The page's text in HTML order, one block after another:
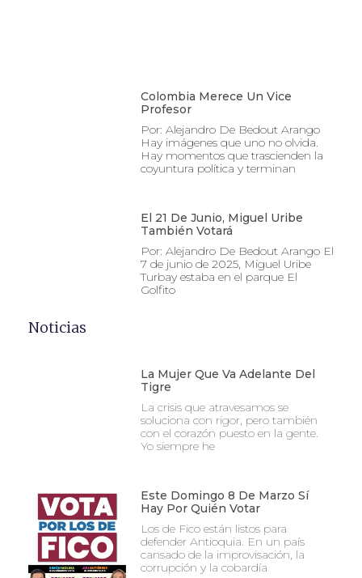
Colombia Merece Un Vice
Profesor
Por: Alejandro De Bedout Arango
Hay imágenes que uno no olvida.
Hay momentos que trascienden la
coyuntura política y terminan
El 21 De Junio, Miguel Uribe
También Votará
Por: Alejandro De Bedout Arango El
7 de junio de 2025, Miguel Uribe
Turbay estaba en el parque El
Golfito
Noticias
La Mujer Que Va Adelante Del
Tigre
La crisis que atravesamos se
soluciona con rigor, pero también
con el corazón puesto en la gente.
Yo siempre he
Este Domingo 8 De Marzo Sí
Hay Por Quién Votar
Los de Fico están listos para
defender Antioquia. En un país
cansado de la improvisación, la
corrupción y la cobardía